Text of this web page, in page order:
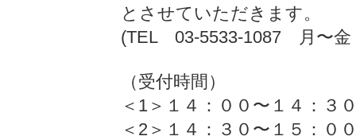
とさせていただきます。
(TEL 03-5533-1087 月〜
（受付時間）
＜1＞１４：００〜１４：
＜2＞１４：３０〜１５：０